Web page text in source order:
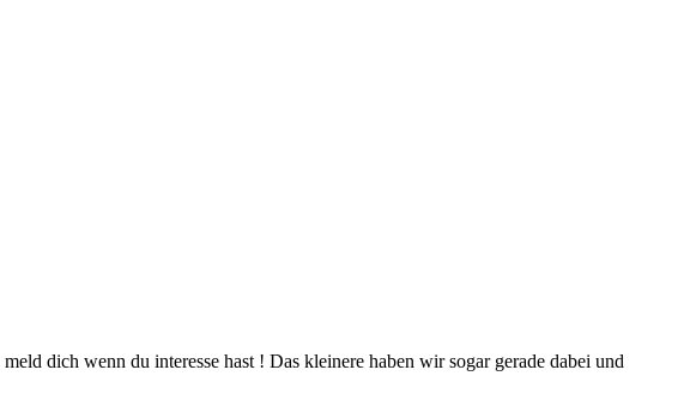
dich wenn du interesse hast ! Das kleinere haben wir sogar gerade dabei und